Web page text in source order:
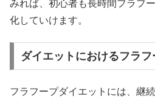
みれば、初心者も長時間フラフ
化していけます。
ダイエットにおけるフラ
フラフープダイエットには、継